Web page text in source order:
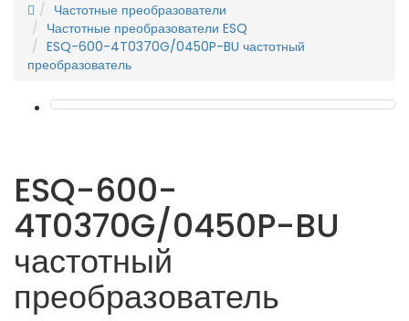
Частотные преобразователи
Частотные преобразователи ESQ
ESQ-600-4T0370G/0450P-BU частотный
преобразователь
ESQ-600-
4T0370G/0450P-BU
частотный
преобразователь